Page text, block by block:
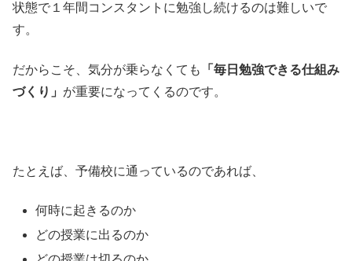
状態で１年間コンスタントに勉強し続けるのは難しいで
す。
だからこそ、気分が乗らなくても
「毎日勉強できる仕組み
づくり」 が重要になってくるのです。
たとえば、予備校に通っているのであれば、
何時に起きるのか
どの授業に出るのか